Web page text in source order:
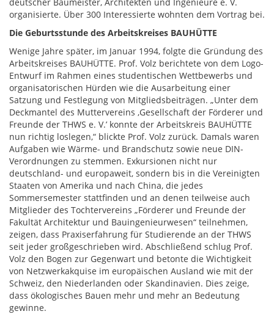
organisierte. Über 300 Interessierte wohnten dem Vortrag bei.
Die Geburtsstunde des Arbeitskreises BAUHÜTTE
Wenige Jahre später, im Januar 1994, folgte die Gründung des
Arbeitskreises BAUHÜTTE. Prof. Volz berichtete von dem Logo-
Entwurf im Rahmen eines studentischen Wettbewerbs und
organisatorischen Hürden wie die Ausarbeitung einer
Satzung und Festlegung von Mitgliedsbeiträgen. „Unter dem
Deckmantel des Muttervereins ,Gesellschaft der Förderer und
Freunde der THWS e. V.ʼ konnte der Arbeitskreis BAUHÜTTE
nun richtig loslegen,“ blickte Prof. Volz zurück. Damals waren
Aufgaben wie Wärme- und Brandschutz sowie neue DIN-
Verordnungen zu stemmen. Exkursionen nicht nur
deutschland- und europaweit, sondern bis in die Vereinigten
Staaten von Amerika und nach China, die jedes
Sommersemester stattfinden und an denen teilweise auch
Mitglieder des Tochtervereins „Förderer und Freunde der
Fakultät Architektur und Bauingenieurwesen“ teilnehmen,
zeigen, dass Praxiserfahrung für Studierende an der THWS
seit jeder großgeschrieben wird. Abschließend schlug Prof.
Volz den Bogen zur Gegenwart und betonte die Wichtigkeit
von Netzwerkakquise im europäischen Ausland wie mit der
Schweiz, den Niederlanden oder Skandinavien. Dies zeige,
dass ökologisches Bauen mehr und mehr an Bedeutung
gewinne.